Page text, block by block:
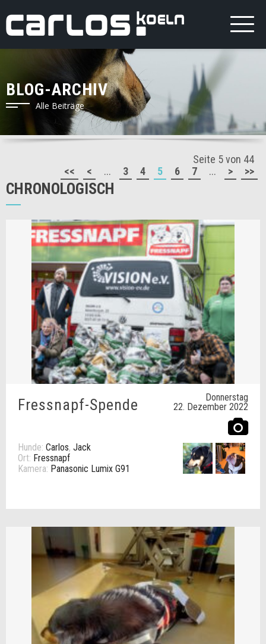
BLOG-ARCHIV
Alle Beiträge
Seite 5 von 44
<<
< ... 3 4 5 6 7 ... > >>
CHRONOLOGISCH
Donnerstag
22. Dezember 2022
Fressnapf-Spende
Hunde: Carlos, Jack
Ort: Fressnapf
Kamera: Panasonic Lumix G91